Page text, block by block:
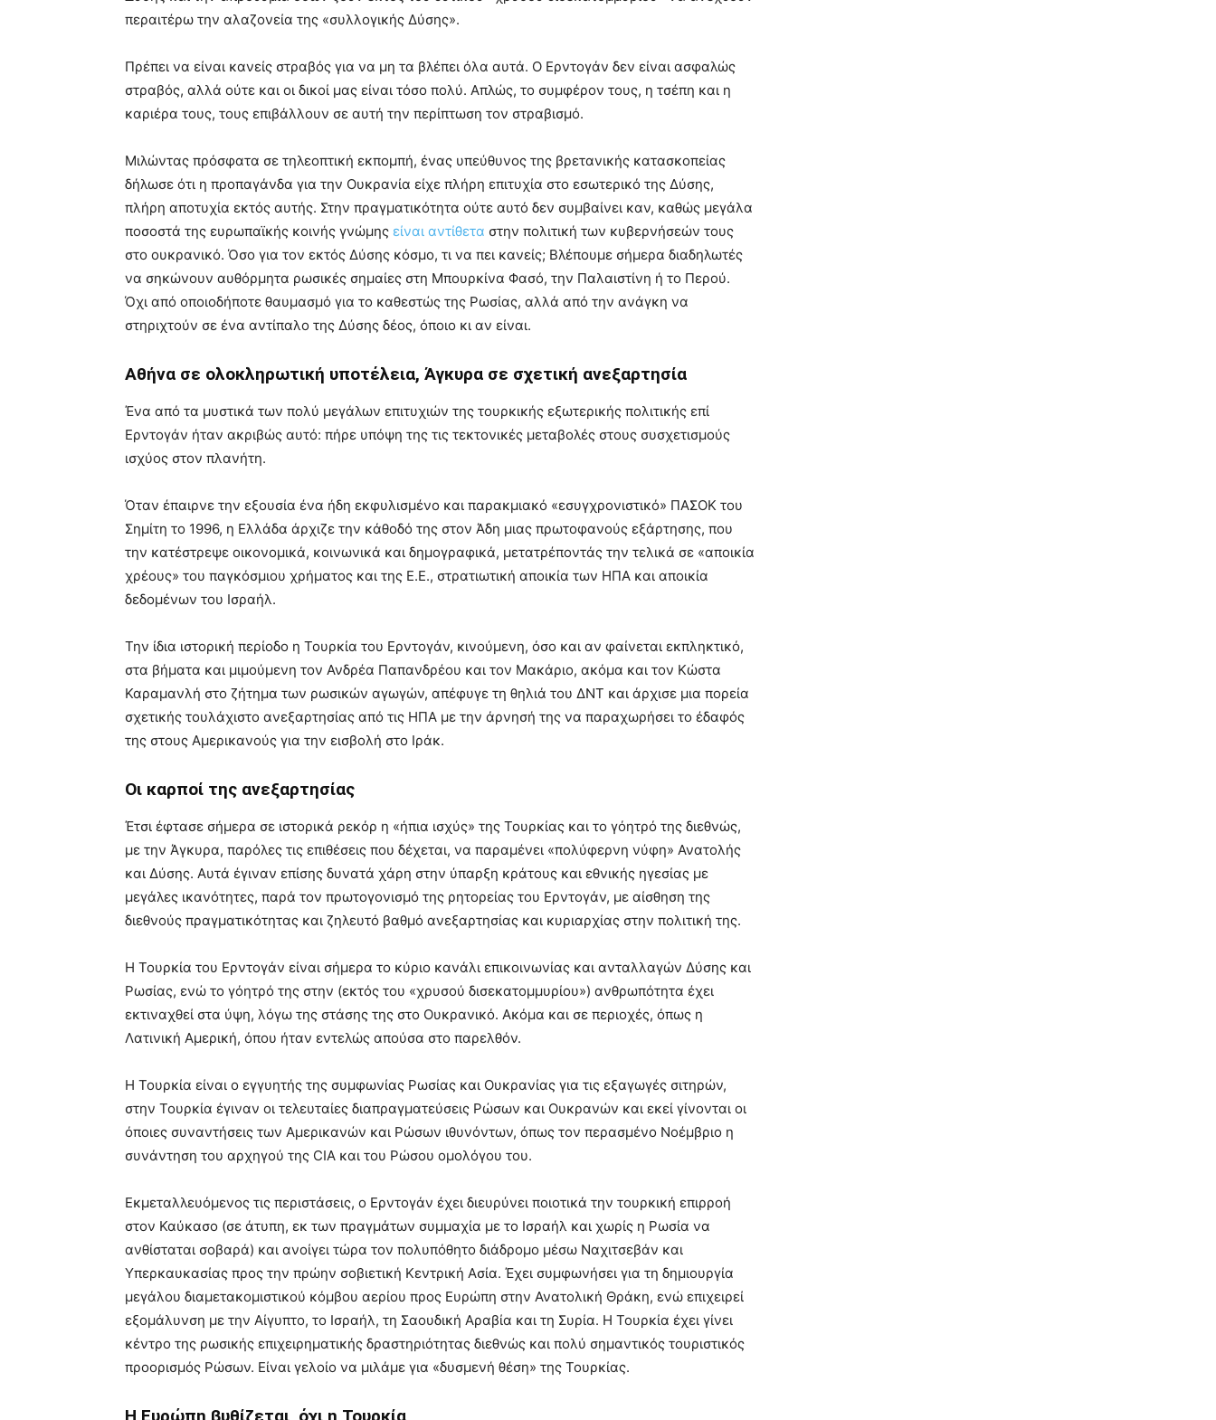
περαιτέρω την αλαζονεία της «συλλογικής Δύσης».
Πρέπει να είναι κανείς στραβός για να μη τα βλέπει όλα αυτά. Ο Ερντογάν δεν είναι ασφαλώς
στραβός, αλλά ούτε και οι δικοί μας είναι τόσο πολύ. Απλώς, το συμφέρον τους, η τσέπη και η
καριέρα τους, τους επιβάλλουν σε αυτή την περίπτωση τον στραβισμό.
Μιλώντας πρόσφατα σε τηλεοπτική εκπομπή, ένας υπεύθυνος της βρετανικής κατασκοπείας
δήλωσε ότι η προπαγάνδα για την Ουκρανία είχε πλήρη επιτυχία στο εσωτερικό της Δύσης,
πλήρη αποτυχία εκτός αυτής. Στην πραγματικότητα ούτε αυτό δεν συμβαίνει καν, καθώς μεγάλα
ποσοστά της ευρωπαϊκής κοινής γνώμης είναι αντίθετα στην πολιτική των κυβερνήσεών τους
στο ουκρανικό. Όσο για τον εκτός Δύσης κόσμο, τι να πει κανείς; Βλέπουμε σήμερα διαδηλωτές
να σηκώνουν αυθόρμητα ρωσικές σημαίες στη Μπουρκίνα Φασό, την Παλαιστίνη ή το Περού.
Όχι από οποιοδήποτε θαυμασμό για το καθεστώς της Ρωσίας, αλλά από την ανάγκη να
στηριχτούν σε ένα αντίπαλο της Δύσης δέος, όποιο κι αν είναι.
Αθήνα σε ολοκληρωτική υποτέλεια, Άγκυρα σε σχετική ανεξαρτησία
Ένα από τα μυστικά των πολύ μεγάλων επιτυχιών της τουρκικής εξωτερικής πολιτικής επί
Ερντογάν ήταν ακριβώς αυτό: πήρε υπόψη της τις τεκτονικές μεταβολές στους συσχετισμούς
ισχύος στον πλανήτη.
Όταν έπαιρνε την εξουσία ένα ήδη εκφυλισμένο και παρακμιακό «εσυγχρονιστικό» ΠΑΣΟΚ του
Σημίτη το 1996, η Ελλάδα άρχιζε την κάθοδό της στον Άδη μιας πρωτοφανούς εξάρτησης, που
την κατέστρεψε οικονομικά, κοινωνικά και δημογραφικά, μετατρέποντάς την τελικά σε «αποικία
χρέους» του παγκόσμιου χρήματος και της Ε.Ε., στρατιωτική αποικία των ΗΠΑ και αποικία
δεδομένων του Ισραήλ.
Την ίδια ιστορική περίοδο η Τουρκία του Ερντογάν, κινούμενη, όσο και αν φαίνεται εκπληκτικό,
στα βήματα και μιμούμενη τον Ανδρέα Παπανδρέου και τον Μακάριο, ακόμα και τον Κώστα
Καραμανλή στο ζήτημα των ρωσικών αγωγών, απέφυγε τη θηλιά του ΔΝΤ και άρχισε μια πορεία
σχετικής τουλάχιστο ανεξαρτησίας από τις ΗΠΑ με την άρνησή της να παραχωρήσει το έδαφός
της στους Αμερικανούς για την εισβολή στο Ιράκ.
Οι καρποί της ανεξαρτησίας
Έτσι έφτασε σήμερα σε ιστορικά ρεκόρ η «ήπια ισχύς» της Τουρκίας και το γόητρό της διεθνώς,
με την Άγκυρα, παρόλες τις επιθέσεις που δέχεται, να παραμένει «πολύφερνη νύφη» Ανατολής
και Δύσης. Αυτά έγιναν επίσης δυνατά χάρη στην ύπαρξη κράτους και εθνικής ηγεσίας με
μεγάλες ικανότητες, παρά τον πρωτογονισμό της ρητορείας του Ερντογάν, με αίσθηση της
διεθνούς πραγματικότητας και ζηλευτό βαθμό ανεξαρτησίας και κυριαρχίας στην πολιτική της.
Η Τουρκία του Ερντογάν είναι σήμερα το κύριο κανάλι επικοινωνίας και ανταλλαγών Δύσης και
Ρωσίας, ενώ το γόητρό της στην (εκτός του «χρυσού δισεκατομμυρίου») ανθρωπότητα έχει
εκτιναχθεί στα ύψη, λόγω της στάσης της στο Ουκρανικό. Ακόμα και σε περιοχές, όπως η
Λατινική Αμερική, όπου ήταν εντελώς απούσα στο παρελθόν.
Η Τουρκία είναι ο εγγυητής της συμφωνίας Ρωσίας και Ουκρανίας για τις εξαγωγές σιτηρών,
στην Τουρκία έγιναν οι τελευταίες διαπραγματεύσεις Ρώσων και Ουκρανών και εκεί γίνονται οι
όποιες συναντήσεις των Αμερικανών και Ρώσων ιθυνόντων, όπως τον περασμένο Νοέμβριο η
συνάντηση του αρχηγού της CIA και του Ρώσου ομολόγου του.
Εκμεταλλευόμενος τις περιστάσεις, ο Ερντογάν έχει διευρύνει ποιοτικά την τουρκική επιρροή
στον Καύκασο (σε άτυπη, εκ των πραγμάτων συμμαχία με το Ισραήλ και χωρίς η Ρωσία να
ανθίσταται σοβαρά) και ανοίγει τώρα τον πολυπόθητο διάδρομο μέσω Ναχιτσεβάν και
Υπερκαυκασίας προς την πρώην σοβιετική Κεντρική Ασία. Έχει συμφωνήσει για τη δημιουργία
μεγάλου διαμετακομιστικού κόμβου αερίου προς Ευρώπη στην Ανατολική Θράκη, ενώ επιχειρεί
εξομάλυνση με την Αίγυπτο, το Ισραήλ, τη Σαουδική Αραβία και τη Συρία. Η Τουρκία έχει γίνει
κέντρο της ρωσικής επιχειρηματικής δραστηριότητας διεθνώς και πολύ σημαντικός τουριστικός
προορισμός Ρώσων. Είναι γελοίο να μιλάμε για «δυσμενή θέση» της Τουρκίας.